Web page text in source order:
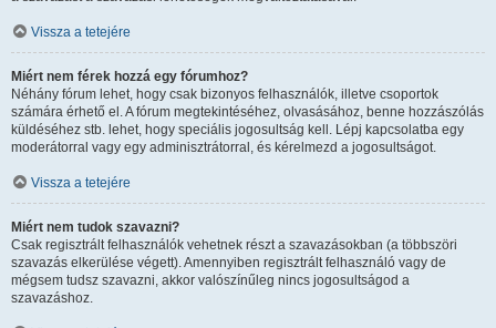
Vissza a tetejére
Miért nem férek hozzá egy fórumhoz?
Néhány fórum lehet, hogy csak bizonyos felhasználók, illetve csoportok
számára érhető el. A fórum megtekintéséhez, olvasásához, benne hozzászólás
küldéséhez stb. lehet, hogy speciális jogosultság kell. Lépj kapcsolatba egy
moderátorral vagy egy adminisztrátorral, és kérelmezd a jogosultságot.
Vissza a tetejére
Miért nem tudok szavazni?
Csak regisztrált felhasználók vehetnek részt a szavazásokban (a többszöri
szavazás elkerülése végett). Amennyiben regisztrált felhasználó vagy de
mégsem tudsz szavazni, akkor valószínűleg nincs jogosultságod a
szavazáshoz.